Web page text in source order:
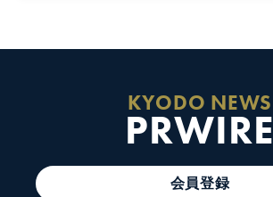
KYODO NEWS
PRWIRE
会員登録